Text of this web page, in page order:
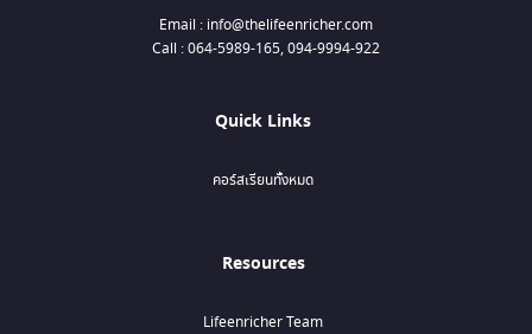
Email : info@thelifeenricher.com
Call : 064-5989-165, 094-9994-922
Quick Links
คอร์สเรียนทั้งหมด
Resources
Lifeenricher Team